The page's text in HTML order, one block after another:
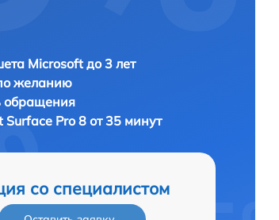
Microsoft до 3 лет
желанию
обращения
Surface Pro 8 от 35 минут
со специалистом